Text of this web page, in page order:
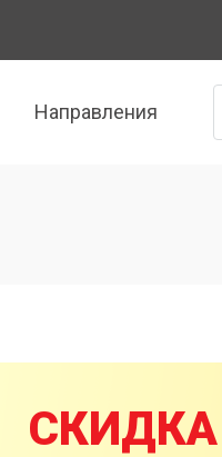
Направления
СКИДКА